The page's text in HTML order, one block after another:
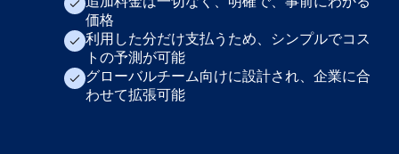
価格
利用した分だけ支払うため、シンプルでコス
トの予測が可能
グローバルチーム向けに設計され、企業に合
わせて拡張可能